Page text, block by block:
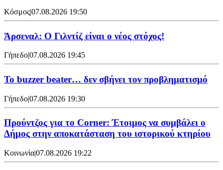
Κόσμος|07.08.2026 19:50
Άρσεναλ: Ο Γιλντίζ είναι ο νέος στόχος!
Γήπεδο|07.08.2026 19:45
Το buzzer beater… δεν σβήνει τoν προβληματισμό
Γήπεδο|07.08.2026 19:30
Προύντζος για το Corner: Έτοιμος να συμβάλει ο
Δήμος στην αποκατάσταση του ιστορικού κτηρίου
Κοινωνία|07.08.2026 19:22